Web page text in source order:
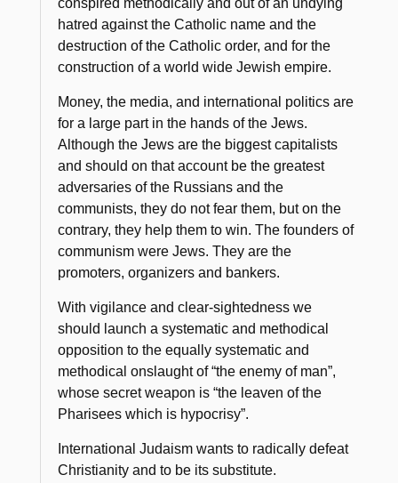
hatred against the Catholic name and the
destruction of the Catholic order, and for the
construction of a world wide Jewish empire.
Money, the media, and international politics are
for a large part in the hands of the Jews.
Although the Jews are the biggest capitalists
and should on that account be the greatest
adversaries of the Russians and the
communists, they do not fear them, but on the
contrary, they help them to win. The founders of
communism were Jews. They are the
promoters, organizers and bankers.
With vigilance and clear-sightedness we
should launch a systematic and methodical
opposition to the equally systematic and
methodical onslaught of“the enemy of man”,
whose secret weapon is“the leaven of the
Pharisees which is hypocrisy”.
International Judaism wants to radically defeat
Christianity and to be its substitute.